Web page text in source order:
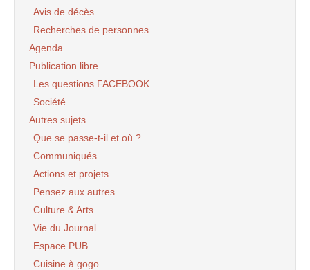
de l’algerien,en etalant toutes leurs
tares(faineant,voleurs,traitres,,tires au flan
ect...).
politique,de la politique de la lachete qui a
prevalue un certain mois de juillet.
évoluer, car, "On ne peut pas changer le passé,
mais on peut réussir à modifier son avenir"
Amitiés à vous claude
Avis de décès
Recherches de personnes
Agenda
Publication libre
Les questions FACEBOOK
Société
Autres sujets
Que se passe-t-il et où ?
Communiqués
Actions et projets
Pensez aux autres
Culture & Arts
Vie du Journal
Espace PUB
Cuisine à gogo